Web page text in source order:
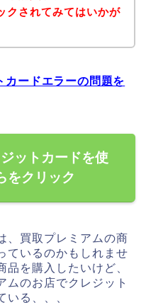
クされてみてはいかが
カードエラーの問題を
ットカードを使
をクリック
、買取プレミアムの商
ているのかもしれませ
品を購入したいけど、
ムのお店でクレジット
いる、、、